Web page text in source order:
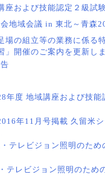
および技能認定２級試
地域会議 in 東北～青森
の組立等の業務に係る
」開催のご案内を更新しま
度 地域講座および技能
年11月号掲載 久留米
テレビジョン照明のた
テレビジョン照明のため